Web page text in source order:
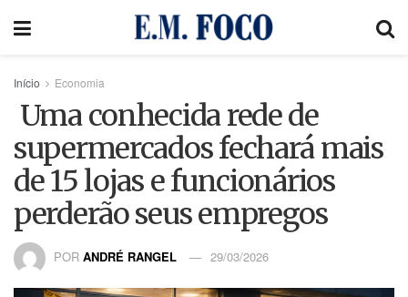
Início Economia
Uma conhecida rede de
supermercados fechará mais
de 15 lojas e funcionários
perderão seus empregos
POR ANDRÉ RANGEL 29/03/2026